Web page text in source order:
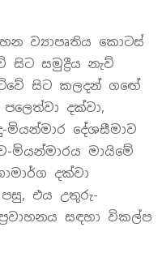
ව්‍යාපෘතිය කොටස්
සිට සමුද්‍රීය නැව්
සිට කලදන් ගඟේ
දක්වා,
දේශසීමාව
මියන්මාරය මායිමේ
දක්වා
එය උතුරු-
සඳහා විකල්ප